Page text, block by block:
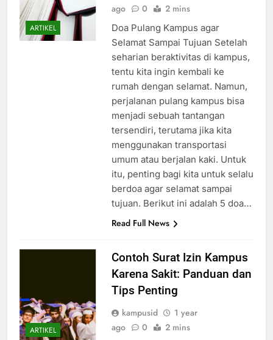
ARTIKEL
ago
0 2 mins
Doa Pulang Kampus agar
Selamat Sampai Tujuan Setelah
seharian beraktivitas di kampus,
tentu kita ingin kembali ke
rumah dengan selamat. Namun,
perjalanan pulang kampus bisa
menjadi sebuah tantangan
tersendiri, terutama jika kita
menggunakan transportasi
umum atau berjalan kaki. Untuk
itu, penting bagi kita untuk selalu
berdoa agar selamat sampai
tujuan. Berikut ini adalah 5 doa…
Read Full News
ARTIKEL
Contoh Surat Izin Kampus
Karena Sakit: Panduan dan
Tips Penting
kampusid
1 year
ago
0 2 mins